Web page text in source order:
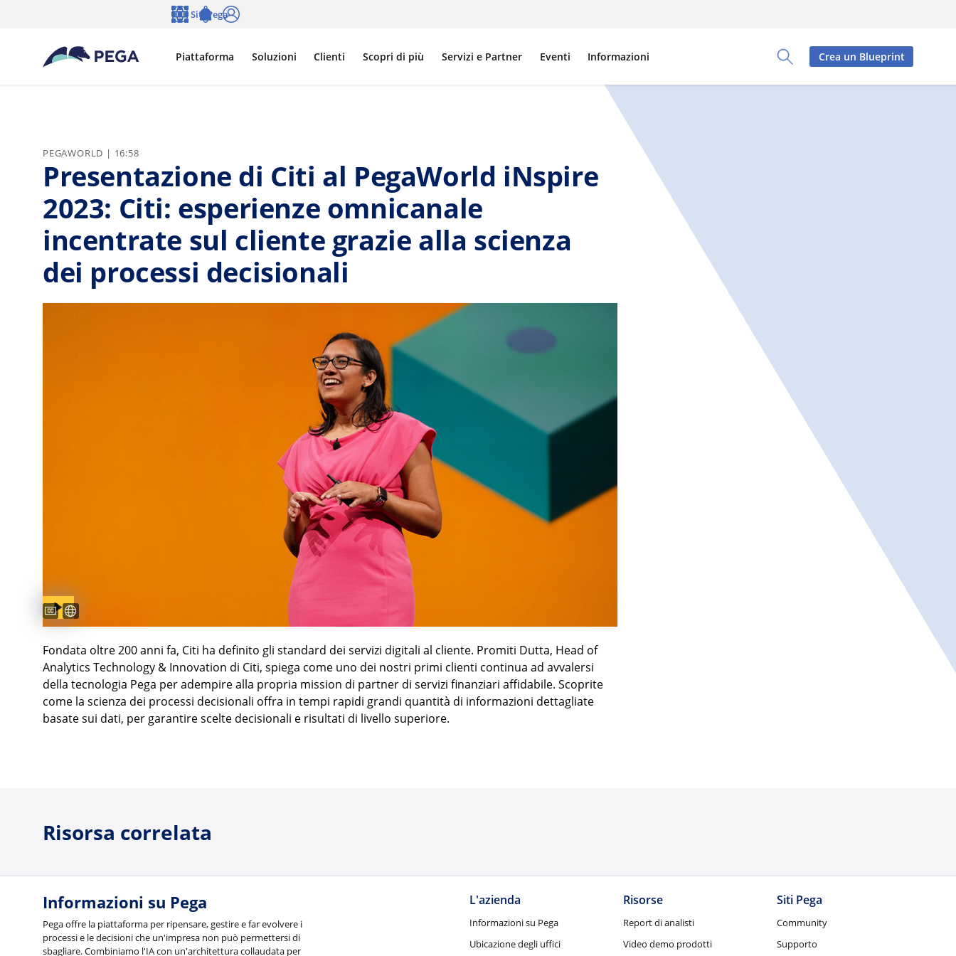
Vai direttamente al contenuto principale
Toggle Search Panel
Piattaforma Soluzioni Clienti Scopri di più Servizi e Partner Eventi Informazioni
Siti Pega
Crea un Blueprint
PEGAWORLD | 16:58
Presentazione di Citi al PegaWorld iNspire
2023: Citi: esperienze omnicanale
incentrate sul cliente grazie alla scienza
dei processi decisionali
Sottotitoli disponibili
Captions available
Fondata oltre 200 anni fa, Citi ha definito gli standard dei servizi digitali al cliente. Promiti Dutta, Head of
Analytics Technology & Innovation di Citi, spiega come uno dei nostri primi clienti continua ad avvalersi
della tecnologia Pega per adempire alla propria mission di partner di servizi finanziari affidabile. Scoprite
come la scienza dei processi decisionali offra in tempi rapidi grandi quantità di informazioni dettagliate
basate sui dati, per garantire scelte decisionali e risultati di livello superiore.
Risorsa correlata
Informazioni su Pega
Pega offre la piattaforma per ripensare, gestire e far evolvere i
processi e le decisioni che un'impresa non può permettersi di
sbagliare. Combiniamo l'IA con un'architettura collaudata per
L'azienda
Informazioni su Pega
Ubicazione degli uffici
Risorse
Report di analisti
Video demo prodotti
Siti Pega
Community
Supporto